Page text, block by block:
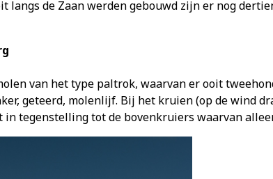
langs de Zaan werden gebouwd zijn er nog
van het type paltrok, waarvan er ooit
geteerd, molenlijf. Bij het kruien (op de wind
tegenstelling tot de bovenkruiers waarvan